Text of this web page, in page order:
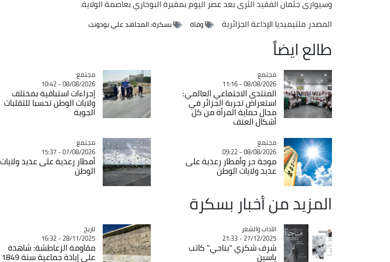
وسيوارى جثمان الفقيد الثرى بعد عصر اليوم بمقبرة البوخاري بعاصمة الولاية.
المصدر ملتيميديا الإذاعة الجزائرية وفاة بسكرة: المجاهد علي بودونت
طالع ايضاً
Catégorie
مجتمع
08/08/2026 - 11:16
المنتدى الاجتماعي العالمي:
استعراض تجربة الجزائر في
مجال حماية المرأة من كل
أشكال العنف
Catégorie
مجتمع
08/08/2026 - 10:42
إجراءات استباقية بمختلف
ولايات الوطن تحسبا للتقلبات
الجوية
Catégorie
مجتمع
08/08/2026 - 09:22
موجة حر وأمطار رعدية على
عديد ولايات الوطن
Catégorie
مجتمع
07/08/2026 - 15:37
أمطار رعدية على عديد ولايات
الوطن
المزيد من أخبار بسكرة
Catégorie
الآداب والشعر
27/12/2025 - 21:33
شرف شكري "يناجي" كاتب
ياسين
Catégorie
تاريخ
28/11/2025 - 16:32
مقاومة الزعاطشة: شاهدة
على إبادة جماعية سنة 1849